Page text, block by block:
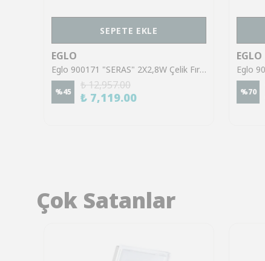
SEPETE EKLE
EGLO
Eglo 900171 "SERAS" 2X2,8W Çelik Fırçalanmış Pirinç, Gold Sıva Üstü Spot
%45
₺ 12,957.00
₺ 7,119.00
EGLO
%70
Çok Satanlar